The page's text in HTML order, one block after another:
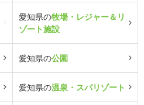
愛知県の牧場・レジャー＆リ
ゾート施設
愛知県の公園
愛知県の温泉・スパリゾート